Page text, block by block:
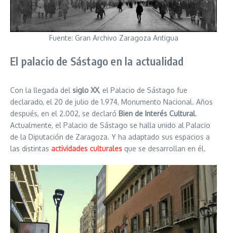
Fuente: Gran Archivo Zaragoza Antigua
El palacio de Sástago en la actualidad
Con la llegada del siglo XX, el Palacio de Sástago fue
declarado, el 20 de julio de 1.974, Monumento Nacional. Años
después, en el 2.002, se declaró Bien de Interés Cultural.
Actualmente, el Palacio de Sástago se halla unido al Palacio
de la Diputación de Zaragoza. Y ha adaptado sus espacios a
las distintas actividades culturales que se desarrollan en él.